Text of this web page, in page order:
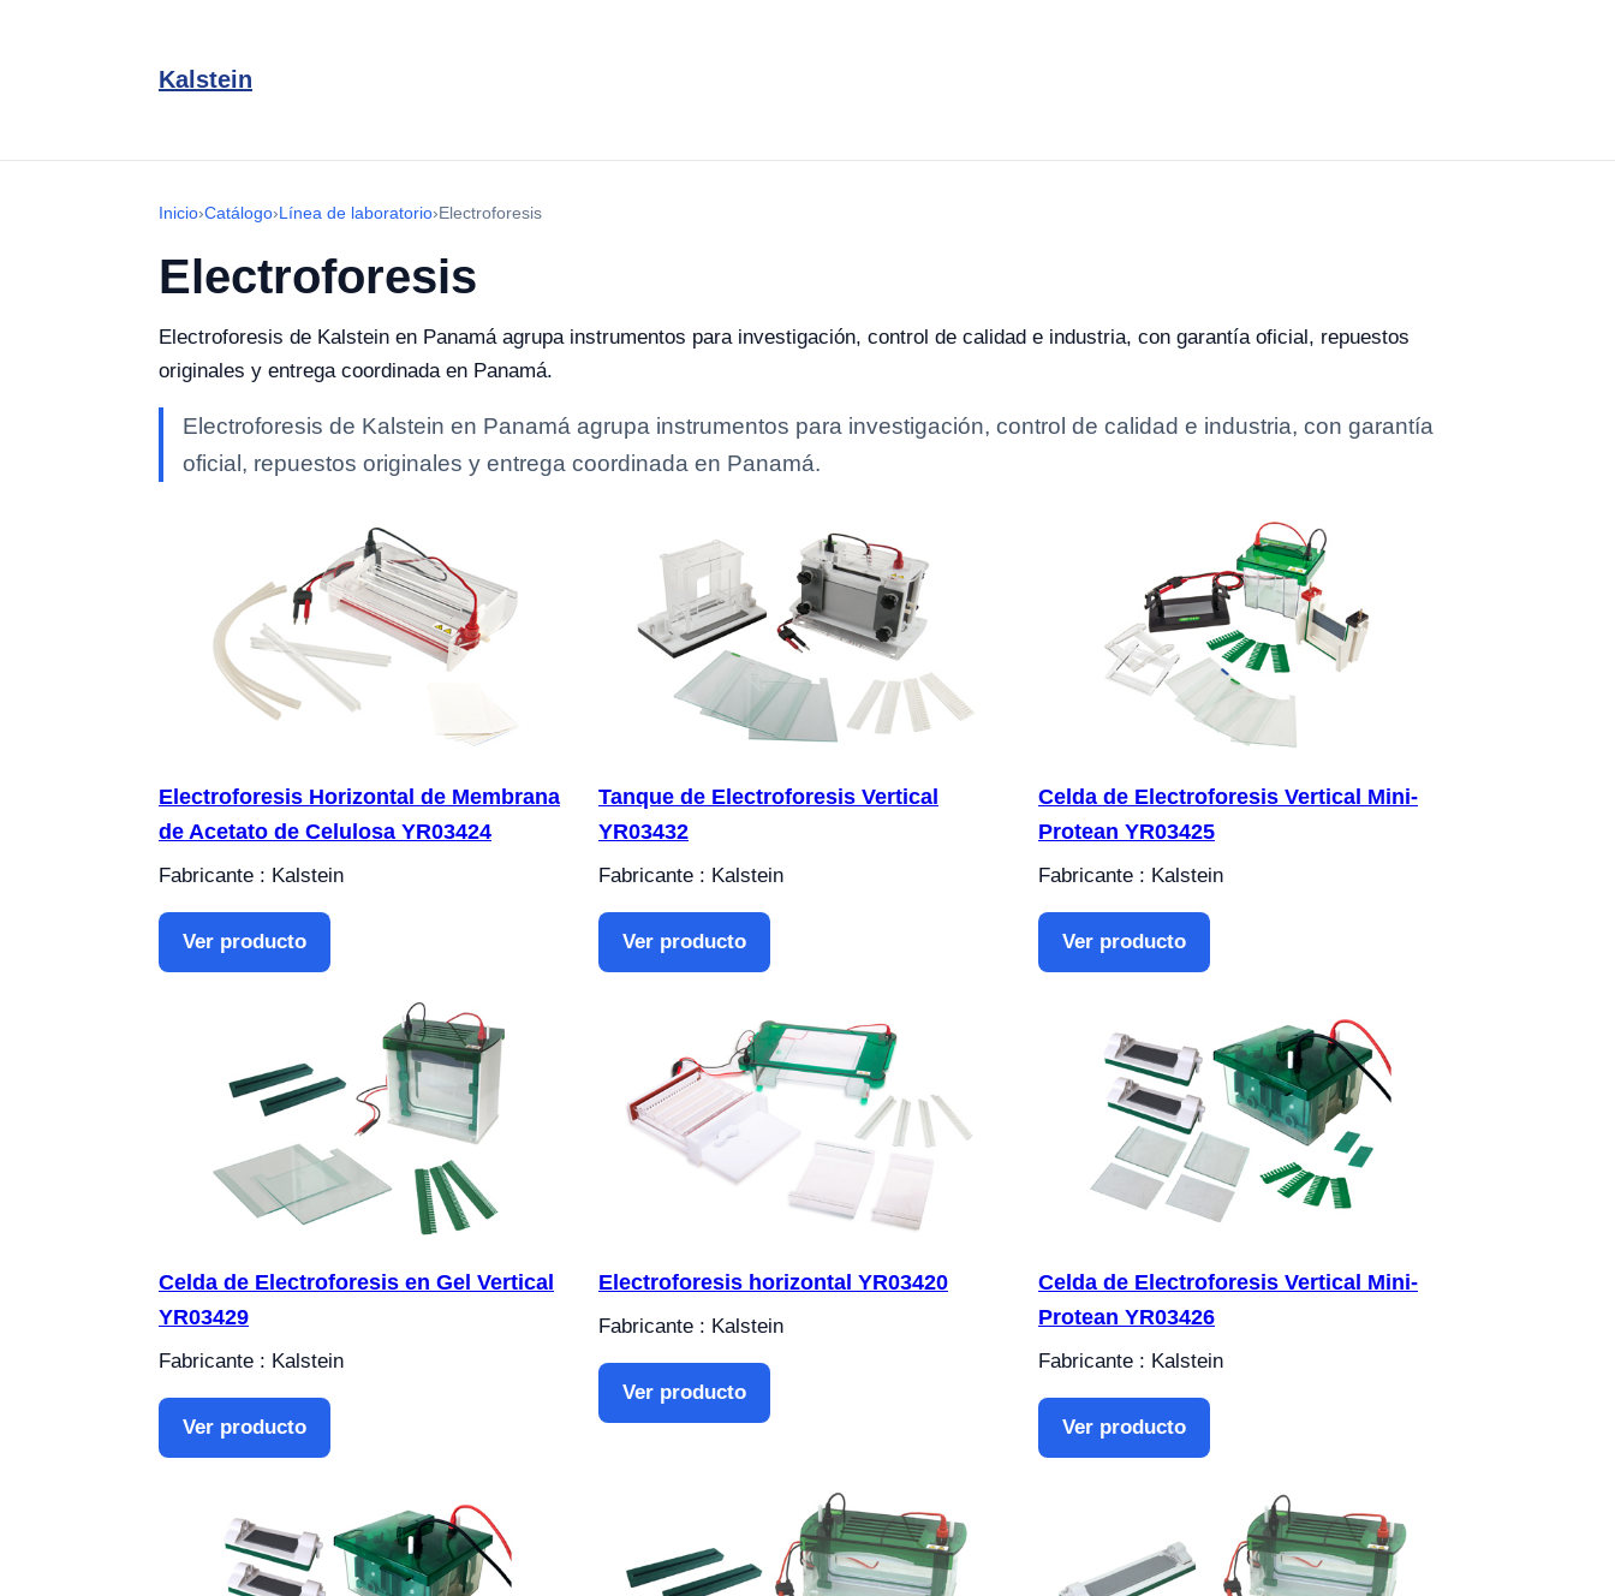
Kalstein
Inicio›Catálogo›Línea de laboratorio›Electroforesis
Electroforesis
Electroforesis de Kalstein en Panamá agrupa instrumentos para investigación, control de calidad e industria, con garantía oficial, repuestos
originales y entrega coordinada en Panamá.
Electroforesis de Kalstein en Panamá agrupa instrumentos para investigación, control de calidad e industria, con garantía
oficial, repuestos originales y entrega coordinada en Panamá.
Electroforesis Horizontal de Membrana
de Acetato de Celulosa YR03424
Fabricante : Kalstein
Ver producto
Tanque de Electroforesis Vertical
YR03432
Fabricante : Kalstein
Ver producto
Celda de Electroforesis Vertical Mini-
Protean YR03425
Fabricante : Kalstein
Ver producto
Celda de Electroforesis en Gel Vertical
YR03429
Fabricante : Kalstein
Ver producto
Electroforesis horizontal YR03420
Fabricante : Kalstein
Ver producto
Celda de Electroforesis Vertical Mini-
Protean YR03426
Fabricante : Kalstein
Ver producto